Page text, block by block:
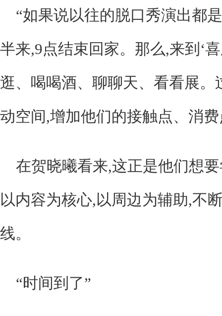
“如果说以往的脱口秀演出都
半来,9点结束回家。那么,来到‘
逛、喝喝酒、聊聊天、看看展
动空间,增加他们的接触点、消
在贺晓曦看来,这正是他们想
以内容为核心,以周边为辅助,不
线。
“时间到了”